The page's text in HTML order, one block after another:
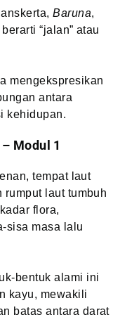
Baruna,
“jalan” atau
mengekspresikan
antara
kehidupan.
Modul 1
tempat laut
rumput laut tumbuh
flora,
sisa masa lalu
bentuk alami ini
kayu, mewakili
batas antara darat